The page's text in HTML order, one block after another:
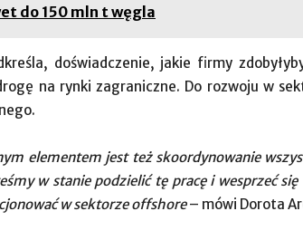
do 150 mln t węgla
doświadczenie, jakie firmy
na rynki zagraniczne. Do rozwoju w
elementem jest też skoordynowanie
w stanie podzielić tę pracę i wesprzeć
w sektorze offshore – mówi Dorota